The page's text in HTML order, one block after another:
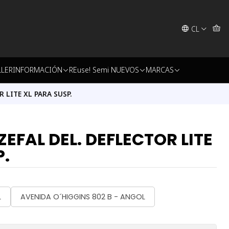
CL
INFORMACIÓN REuse! Semi NUEVOS MARCAS
LITE XL PARA SUSP.
DEL. DEFLECTOR LITE
AVENIDA O´HIGGINS 802 B - ANGOL